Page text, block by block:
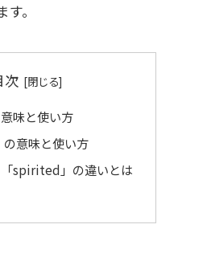
。
次
味と使い方
意味と使い方
「spirited」の違いとは